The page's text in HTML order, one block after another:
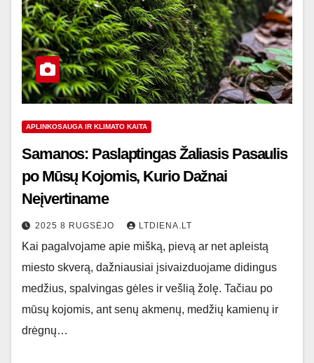
APLINKOSAUGA IR KLIMATO KAITA
Samanos: Paslaptingas Žaliasis Pasaulis
po Mūsų Kojomis, Kurio Dažnai
Neįvertiname
2025 8 RUGSĖJO LTDIENA.LT
Kai pagalvojame apie mišką, pievą ar net apleistą
miesto skverą, dažniausiai įsivaizduojame didingus
medžius, spalvingas gėles ir vešlią žolę. Tačiau po
mūsų kojomis, ant senų akmenų, medžių kamienų ir
drėgnų…